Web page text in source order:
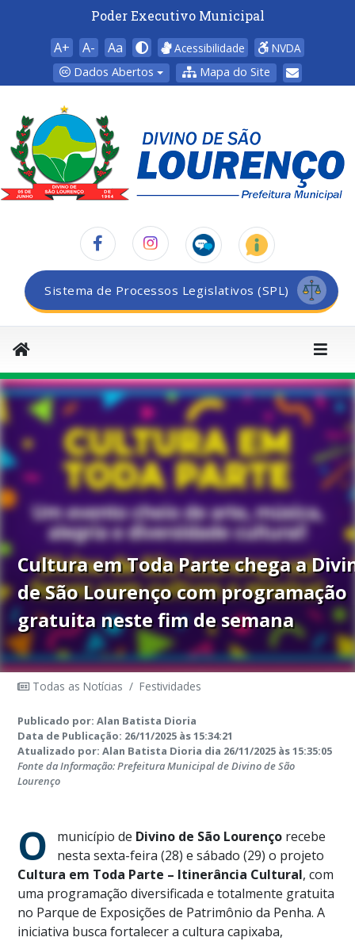
Poder Executivo Municipal
A+ A- Aa Acessibilidade
NVDA
Dados Abertos
Mapa do Site
Sistema de Processos Legislativos (SPL)
Cultura em Toda Parte chega a
de São Lourenço com programação
gratuita neste fim de semana
Todas as Notícias / Festividades
Publicado por: Alan Batista Dioria
Data de Publicação: 26/11/2025 às 15:34:21
Atualizado por: Alan Batista Dioria dia 26/11/2025 às 15:35:05
Fonte da Informação: Prefeitura Municipal de Divino de São
Lourenço
O município de Divino de São Lourenço recebe
nesta sexta-feira (28) e sábado (29) o projeto
Cultura em Toda Parte – Itinerância Cultural, com
uma programação diversificada e totalmente gratuita
no Parque de Exposições de Patrimônio da Penha. A
iniciativa busca fortalecer a cultura capixaba,